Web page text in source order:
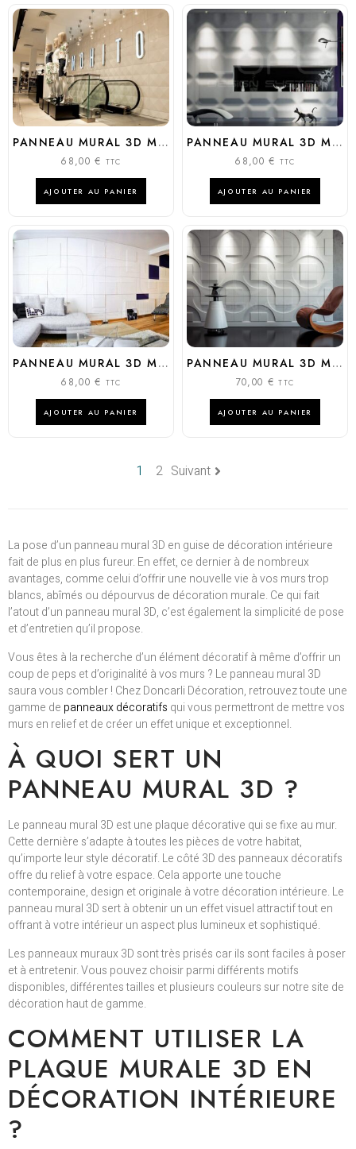
PANNEAU MURAL 3D MODÈLE : DIAMONDS
68,00€ TTC
AJOUTER AU PANIER
PANNEAU MURAL 3D MODÈLE : CHOCOLATE BAR
68,00€ TTC
AJOUTER AU PANIER
PANNEAU MURAL 3D MODÈLE : DOUBLE SQUARE
68,00€ TTC
AJOUTER AU PANIER
PANNEAU MURAL 3D MODÈLE : ROUND SQUARE
70,00 € TTC
AJOUTER AU PANIER
1 2 Suivant
La pose d’un panneau mural 3D en guise de décoration intérieure
fait de plus en plus fureur. En effet, ce dernier à de nombreux
avantages, comme celui d’offrir une nouvelle vie à vos murs trop
blancs, abîmés ou dépourvus de décoration murale. Ce qui fait
l’atout d’un panneau mural 3D, c’est également la simplicité de pose
et d’entretien qu’il propose.
Vous êtes à la recherche d’un élément décoratif à même d’offrir un
coup de peps et d’originalité à vos murs ? Le panneau mural 3D
saura vous combler ! Chez Doncarli Décoration, retrouvez toute une
gamme de panneaux décoratifs qui vous permettront de mettre vos
murs en relief et de créer un effet unique et exceptionnel.
À QUOI SERT UN
PANNEAU MURAL 3D ?
Le panneau mural 3D est une plaque décorative qui se fixe au mur.
Cette dernière s’adapte à toutes les pièces de votre habitat,
qu’importe leur style décoratif. Le côté 3D des panneaux décoratifs
offre du relief à votre espace. Cela apporte une touche
contemporaine, design et originale à votre décoration intérieure. Le
panneau mural 3D sert à obtenir un un effet visuel attractif tout en
offrant à votre intérieur un aspect plus lumineux et sophistiqué.
Les panneaux muraux 3D sont très prisés car ils sont faciles à poser
et à entretenir. Vous pouvez choisir parmi différents motifs
disponibles, différentes tailles et plusieurs couleurs sur notre site de
décoration haut de gamme.
COMMENT UTILISER LA
PLAQUE MURALE 3D EN
DÉCORATION INTÉRIEURE
?